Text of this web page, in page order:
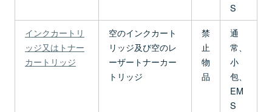
S
インクカートリ
ッジ又はトナー
カートリッジ
空のインクカート
リッジ及び空のレ
ーザートナーカー
トリッジ
禁
止
物
品
通
常、
小
包、
EM
S